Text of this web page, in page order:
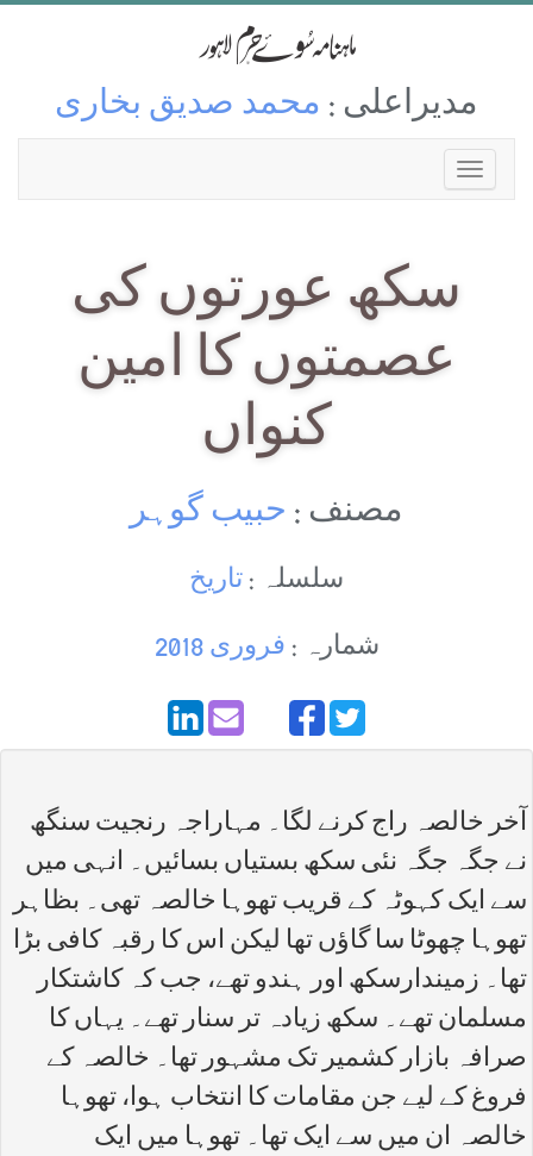
مدیراعلی : محمد صدیق بخاری
سکھ عورتوں کی
عصمتوں کا امین
کنواں
مصنف : حبیب گوہر
سلسلہ :تاریخ
شمارہ : فروری 2018
آخر خالصہ راج کرنے لگا۔ مہاراجہ رنجیت سنگھ
نے جگہ جگہ نئی سکھ بستیاں بسائیں۔ انہی میں
سے ایک کہوٹہ کے قریب تھوہا خالصہ تھی۔ بظاہر
تھوہا چھوٹا سا گاؤں تھا لیکن اس کا رقبہ کافی بڑا
تھا۔ زمیندارسکھ اور ہندو تھے، جب کہ کاشتکار
مسلمان تھے۔ سکھ زیادہ تر سنار تھے۔ یہاں کا
صرافہ بازار کشمیر تک مشہور تھا۔ خالصہ کے
فروغ کے لیے جن مقامات کا انتخاب ہوا، تھوہا
خالصہ ان میں سے ایک تھا۔ تھوہا میں ایک